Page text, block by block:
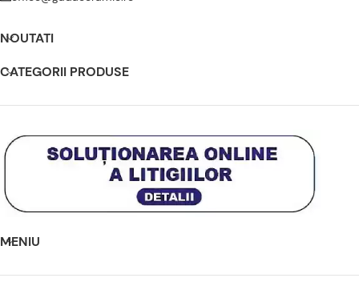
NOUTATI
CATEGORII PRODUSE
MENIU